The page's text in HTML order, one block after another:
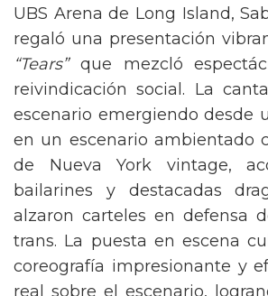
UBS Arena de Long Island,
regaló una presentación
“Tears”que mezcló
reivindicación social. La
escenario emergiendo desde
en un escenario ambientado
de Nueva York vintage,
bailarines y destacadas
alzaron carteles en defensa
trans. La puesta en escena
coreografía impresionante y
real sobre el escenario,